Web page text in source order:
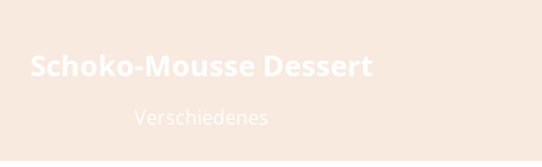
Schoko-Mousse Dessert
Verschiedenes